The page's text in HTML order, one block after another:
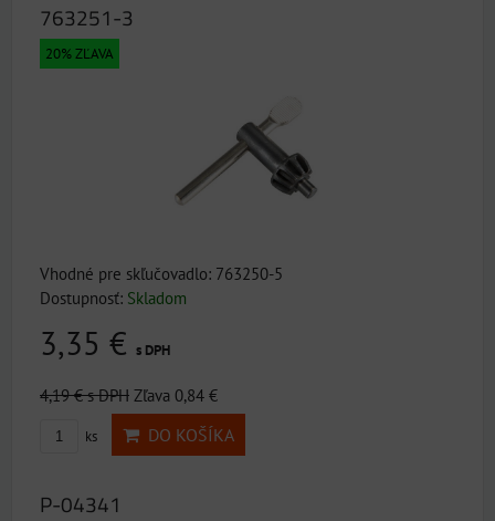
763251-3
20% ZĽAVA
Vhodné pre skľučovadlo: 763250-5
Dostupnosť: Skladom
3,35 € s DPH
4,19 €s DPH Zľava 0,84 €
ks DO KOŠÍKA
P-04341